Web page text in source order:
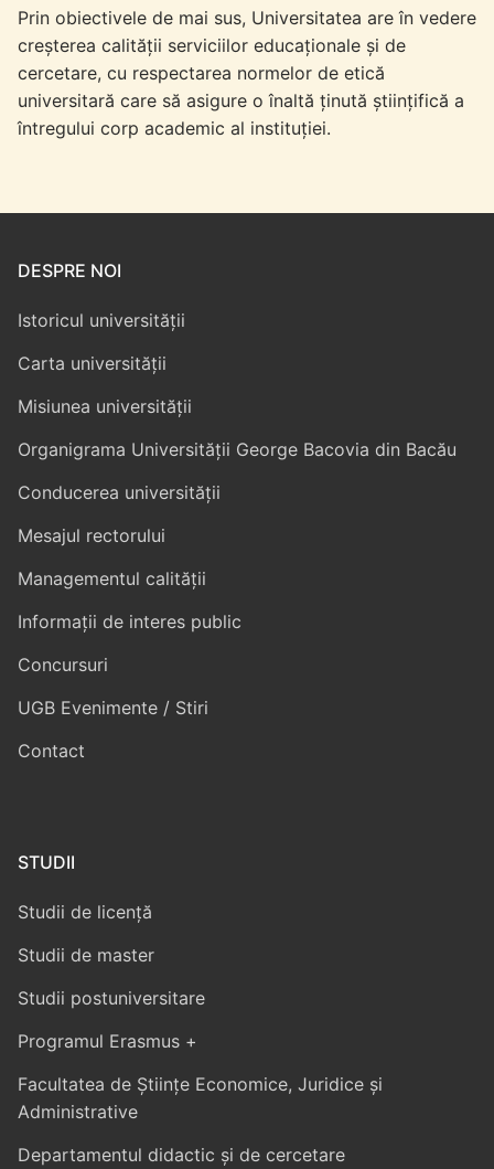
Prin obiectivele de mai sus, Universitatea are în vedere
creșterea calității serviciilor educaționale și de
cercetare, cu respectarea normelor de etică
universitară care să asigure o înaltă ținută științifică a
întregului corp academic al instituției.
DESPRE NOI
Istoricul universității
Carta universității
Misiunea universității
Organigrama Universității George Bacovia din Bacău
Conducerea universității
Mesajul rectorului
Managementul calității
Informații de interes public
Concursuri
UGB Evenimente / Stiri
Contact
STUDII
Studii de licență
Studii de master
Studii postuniversitare
Programul Erasmus +
Facultatea de Științe Economice, Juridice și
Administrative
Departamentul didactic și de cercetare